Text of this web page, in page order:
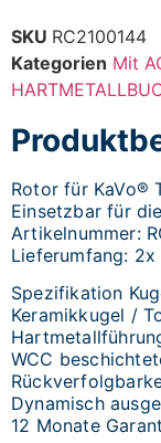
SKU RC2100144
Kategorien Mit
Rotor für KaVo®
Einsetzbar für
Artikelnummer:
Lieferumfang:
Spezifikation
Keramikkugel /
WCC
Dynamisch
12 Monate